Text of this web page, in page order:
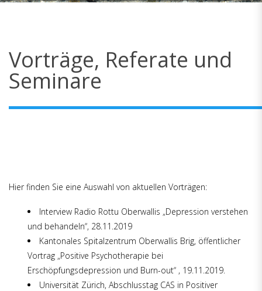
Vorträge, Referate und
Seminare
Hier finden Sie eine Auswahl von aktuellen Vorträgen:
Interview Radio Rottu Oberwallis „Depression verstehen
und behandeln“, 28.11.2019
Kantonales Spitalzentrum Oberwallis Brig, öffentlicher
Vortrag „Positive Psychotherapie bei
Erschöpfungsdepression und Burn-out“ , 19.11.2019.
Universität Zürich, Abschlusstag CAS in Positiver